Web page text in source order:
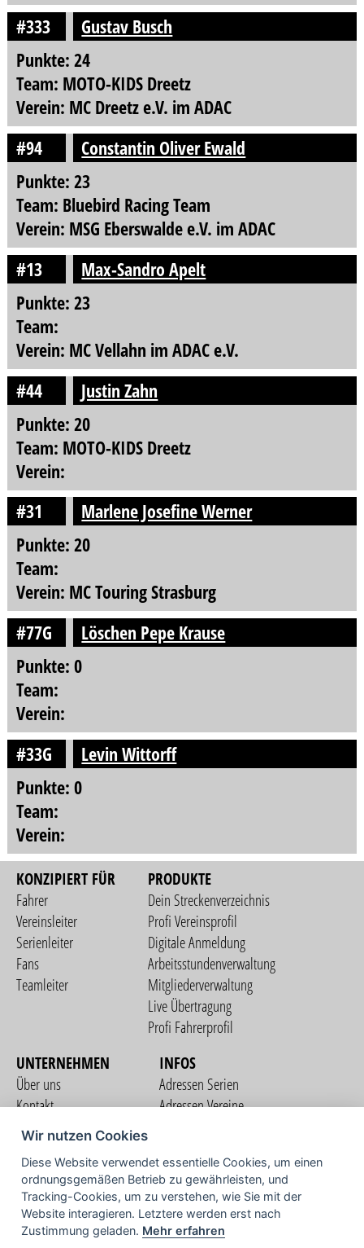
#333
Gustav Busch
Punkte: 24
Team: MOTO-KIDS Dreetz
Verein: MC Dreetz e.V. im ADAC
#94
Constantin Oliver Ewald
Punkte: 23
Team: Bluebird Racing Team
Verein: MSG Eberswalde e.V. im ADAC
#13
Max-Sandro Apelt
Punkte: 23
Team:
Verein: MC Vellahn im ADAC e.V.
#44
Justin Zahn
Punkte: 20
Team: MOTO-KIDS Dreetz
Verein:
#31
Marlene Josefine Werner
Punkte: 20
Team:
Verein: MC Touring Strasburg
#77G
Löschen Pepe Krause
Punkte: 0
Team:
Verein:
#33G
Levin Wittorff
Punkte: 0
Team:
Verein:
KONZIPIERT FÜR
Fahrer
Vereinsleiter
Serienleiter
Fans
Teamleiter
PRODUKTE
Dein Streckenverzeichnis
Profi Vereinsprofil
Digitale Anmeldung
Arbeitsstundenverwaltung
Mitgliederverwaltung
Live Übertragung
Profi Fahrerprofil
UNTERNEHMEN
Über uns
Kontakt
Nutzungsbedingungen
Datenschutzerklärung
Impressum
INFOS
Adressen Serien
Adressen Vereine
COMMUNITY
Wir nutzen Cookies
Diese Website verwendet essentielle Cookies, um einen
ordnungsgemäßen Betrieb zu gewährleisten, und
Tracking-Cookies, um zu verstehen, wie Sie mit der
Website interagieren. Letztere werden erst nach
Zustimmung geladen. Mehr erfahren